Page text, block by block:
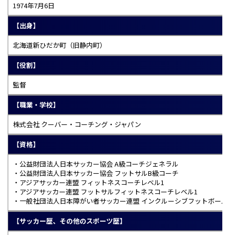
1974年7月6日
【出身】
北海道新ひだか町（旧静内町）
【役割】
監督
【職業・学校】
株式会社 クーバー・コーチング・ジャパン
【資格】
・公益財団法人日本サッカー協会 A級コーチジェネラル
・公益財団法人日本サッカー協会 フットサルB級コーチ
・アジアサッカー連盟 フィットネスコーチレベル1
・アジアサッカー連盟 フットサルフィットネスコーチレベル1
・一般社団法人日本障がい者サッカー連盟 インクルーシブフットボー
【サッカー歴、その他のスポーツ歴】